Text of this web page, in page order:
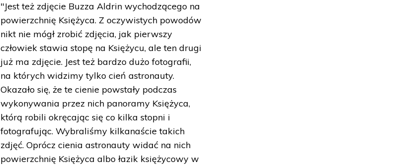
"Jest też zdjęcie Buzza Aldrin wychodzącego na
powierzchnię Księżyca. Z oczywistych powodów
nikt nie mógł zrobić zdjęcia, jak pierwszy
człowiek stawia stopę na Księżycu, ale ten drugi
już ma zdjęcie. Jest też bardzo dużo fotografii,
na których widzimy tylko cień astronauty.
Okazało się, że te cienie powstały podczas
wykonywania przez nich panoramy Księżyca,
którą robili okręcając się co kilka stopni i
fotografując. Wybraliśmy kilkanaście takich
zdjęć. Oprócz cienia astronauty widać na nich
powierzchnię Księżyca albo łazik księżycowy w